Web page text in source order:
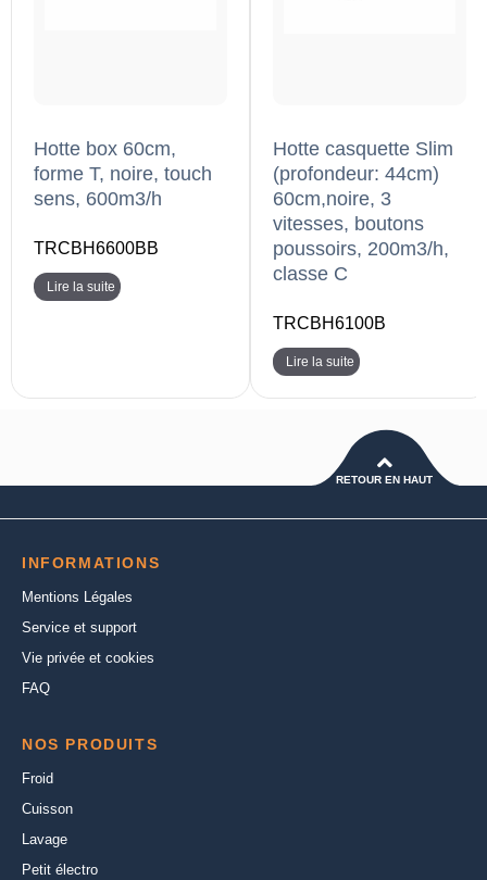
Hotte box 60cm,
forme T, noire, touch
sens, 600m3/h
TRCBH6600BB
Lire la suite
Hotte casquette Slim
(profondeur: 44cm)
60cm,noire, 3
vitesses, boutons
poussoirs, 200m3/h,
classe C
TRCBH6100B
Lire la suite
RETOUR EN HAUT
INFORMATIONS
Mentions Légales
Service et support
Vie privée et cookies
FAQ
NOS PRODUITS
Froid
Cuisson
Lavage
Petit électro